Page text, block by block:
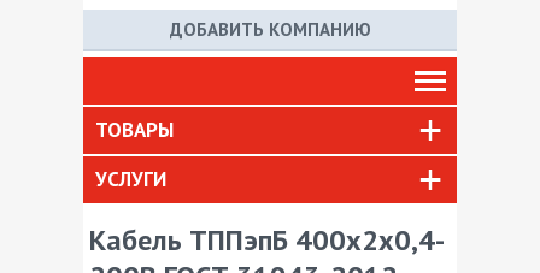
ДОБАВИТЬ КОМПАНИЮ
ТОВАРЫ
УСЛУГИ
Кабель ТППэпБ 400х2х0,4-